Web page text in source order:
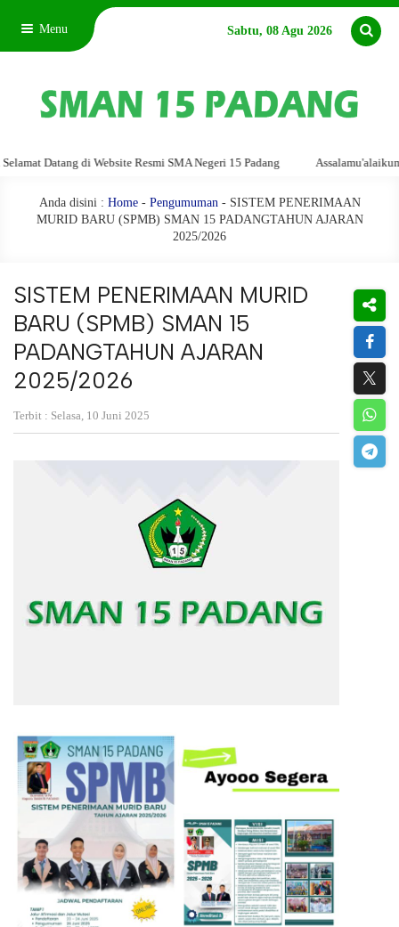
Menu Sabtu, 08 Agu 2026
di Website Resmi SMA Negeri 15 Padang Assalamu'alaikum
Anda disini : Home- Pengumuman- SISTEM PENERIMAAN
MURID BARU (SPMB) SMAN 15 PADANGTAHUN AJARAN
2025/2026
SISTEM PENERIMAAN MURID
BARU (SPMB) SMAN 15
PADANGTAHUN AJARAN
2025/2026
Terbit : Selasa, 10 Juni 2025